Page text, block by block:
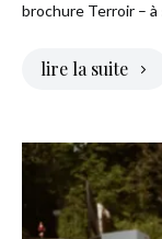
brochure Terroir –
lire la suite